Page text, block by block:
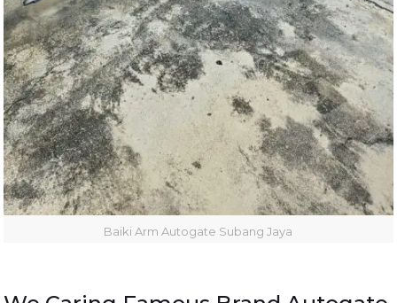
Baiki Arm Autogate Subang Jaya